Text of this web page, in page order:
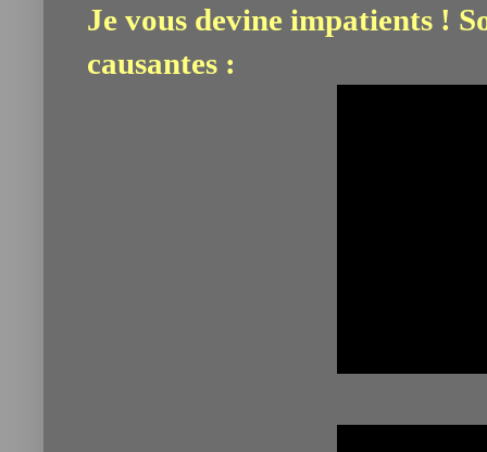
Je vous devine impatients !
causantes :